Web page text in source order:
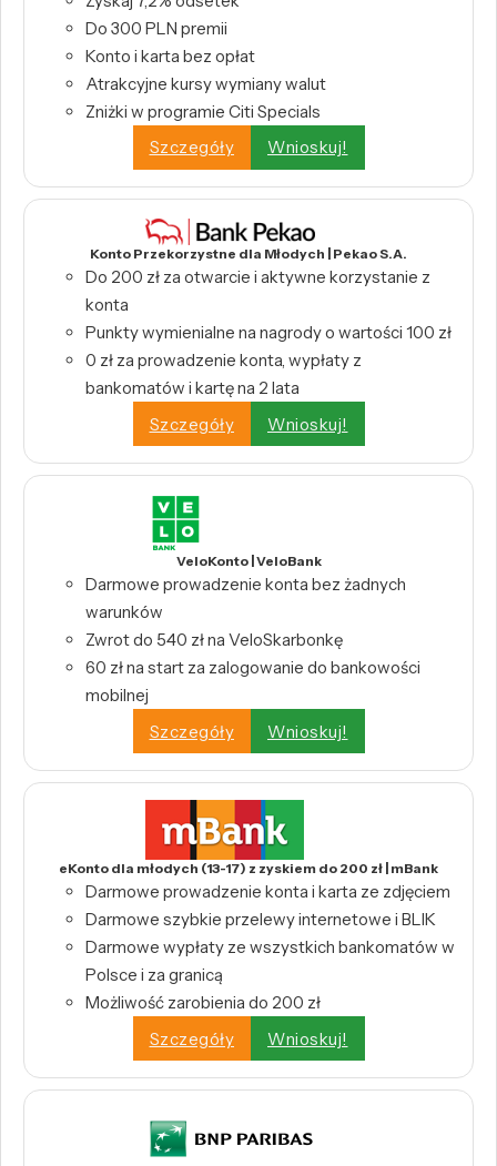
Do 300 PLN premii
Konto i karta bez opłat
Atrakcyjne kursy wymiany walut
Zniżki w programie Citi Specials
Szczegóły
Wnioskuj!
Konto Przekorzystne dla Młodych | Pekao S.A.
Do 200 zł za otwarcie i aktywne korzystanie z
konta
Punkty wymienialne na nagrody o wartości 100 zł
0 zł za prowadzenie konta, wypłaty z
bankomatów i kartę na 2 lata
Szczegóły
Wnioskuj!
VeloKonto | VeloBank
Darmowe prowadzenie konta bez żadnych
warunków
Zwrot do 540 zł na VeloSkarbonkę
60 zł na start za zalogowanie do bankowości
mobilnej
Szczegóły
Wnioskuj!
eKonto dla młodych (13-17) z zyskiem do 200 zł | mBank
Darmowe prowadzenie konta i karta ze zdjęciem
Darmowe szybkie przelewy internetowe i BLIK
Darmowe wypłaty ze wszystkich bankomatów w
Polsce i za granicą
Możliwość zarobienia do 200 zł
Szczegóły
Wnioskuj!